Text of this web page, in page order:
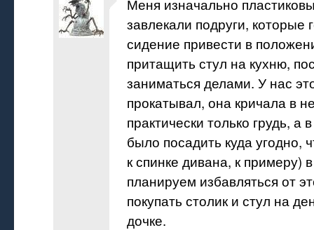
Меня изначально
завлекали подруги, которые
сидение привести в
притащить стул на кухню,
заниматься делами. У нас
прокатывал, она кричала в
практически только грудь, а
было посадить куда угодно,
к спинке дивана, к примеру)
планируем избавляться от
покупать столик и стул на
дочке.